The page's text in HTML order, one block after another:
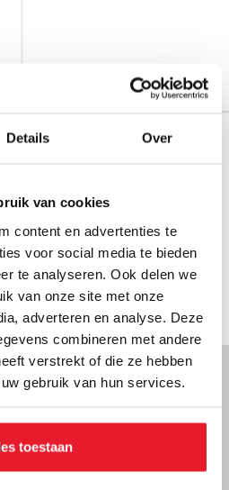
Details Over
van cookies
content en advertenties te
voor social media te bieden
te analyseren. Ook delen we
van onze site met onze
adverteren en analyse. Deze
combineren met andere
verstrekt of die ze hebben
gebruik van hun services.
toestaan
VANAF € 100,-
producten
BESTELLINGEN VANAF €150
VAN EUROPA
4.8/5
KORTINGEN MISSEN?